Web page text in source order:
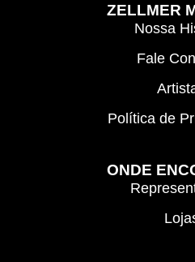
ZELLMER
Nossa
Fale
Política de
ONDE